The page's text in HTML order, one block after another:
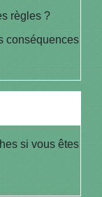
règles ?
conséquences
si vous êtes